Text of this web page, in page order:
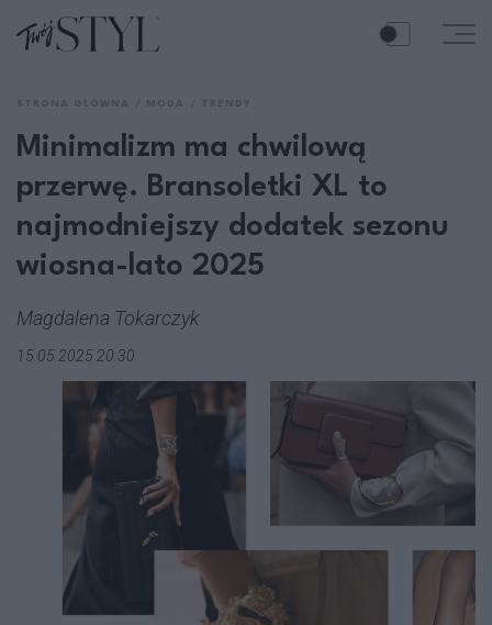
Minimalizm ma chwilową
przerwę. Bransoletki XL to
najmodniejszy dodatek sezonu
wiosna-lato 2025
Magdalena Tokarczyk
15.05.2025 20:30